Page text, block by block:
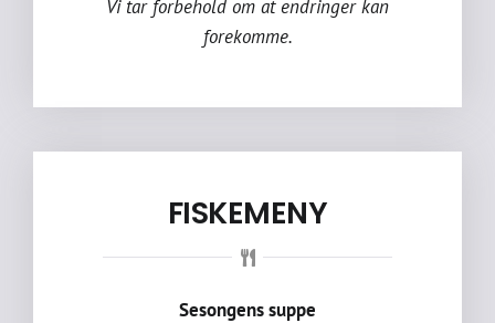
Vi tar forbehold om at endringer kan
forekomme.
FISKEMENY
Sesongens suppe